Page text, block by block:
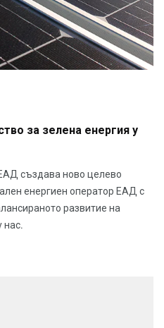
за зелена енергия у
създава ново целево
енергиен оператор ЕАД с
развитие на
нас.